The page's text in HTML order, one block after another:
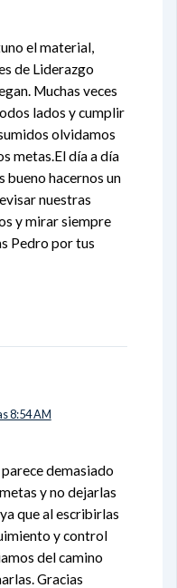
el material,
de Liderazgo
Muchas veces
lados y cumplir
olvidamos
metas.El día a día
bueno hacernos un
nuestras
y mirar siempre
Pedro por tus
8:54 AM
demasiado
y no dejarlas
que al escribirlas
y control
del camino
Gracias